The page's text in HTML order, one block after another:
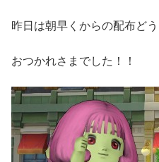
昨日は朝早くからの配布ど
おつかれさまでした！！